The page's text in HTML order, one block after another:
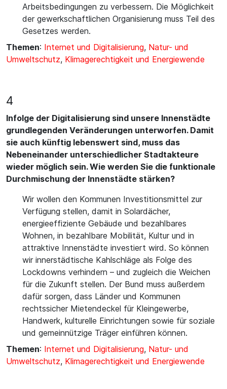
Arbeitsbedingungen zu verbessern. Die Möglichkeit
der gewerkschaftlichen Organisierung muss Teil des
Gesetzes werden.
Themen: Internet und Digitalisierung, Natur- und
Umweltschutz, Klimagerechtigkeit und Energiewende
4
Infolge der Digitalisierung sind unsere Innenstädte
grundlegenden Veränderungen unterworfen. Damit
sie auch künftig lebenswert sind, muss das
Nebeneinander unterschiedlicher Stadtakteure
wieder möglich sein. Wie werden Sie die funktionale
Durchmischung der Innenstädte stärken?
Wir wollen den Kommunen Investitionsmittel zur
Verfügung stellen, damit in Solardächer,
energieeffiziente Gebäude und bezahlbares
Wohnen, in bezahlbare Mobilität, Kultur und in
attraktive Innenstädte investiert wird. So können
wir innerstädtische Kahlschläge als Folge des
Lockdowns verhindern – und zugleich die Weichen
für die Zukunft stellen. Der Bund muss außerdem
dafür sorgen, dass Länder und Kommunen
rechtssicher Mietendeckel für Kleingewerbe,
Handwerk, kulturelle Einrichtungen sowie für soziale
und gemeinnützige Träger einführen können.
Themen: Internet und Digitalisierung, Natur- und
Umweltschutz, Klimagerechtigkeit und Energiewende